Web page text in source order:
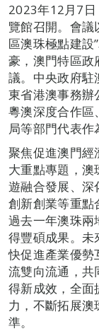
2023年12月7
覽館召開。會議
區澳珠極點建設
豪，澳門特區政
議。中央政府駐
東省港澳事務辦
粵澳深度合作區
局等部門代表作
聚焦促進澳門經
大重點專題，
遊融合發展、深
創新創業等重點
過去一年澳珠兩
得豐碩成果。未
快促進產業優勢
流雙向流通，共
得新成效，全面
力，不斷拓展
準。